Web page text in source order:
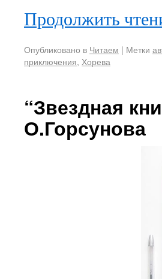
Продолжить
Опубликовано в Читаем | Метки
приключения, Хорева
“Звездная
О.Горсунова